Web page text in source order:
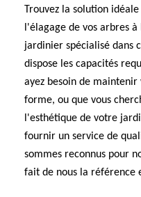
Trouvez la solution
l'élagage de vos arbres
jardinier spécialisé dans
dispose les capacités
ayez besoin de
forme, ou que vous
l'esthétique de votre
fournir un service de
sommes reconnus pour
fait de nous la référence